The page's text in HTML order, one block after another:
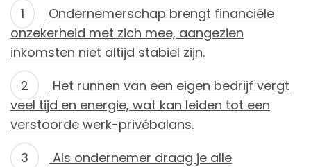
Ondernemerschap brengt financiële
onzekerheid met zich mee, aangezien
inkomsten niet altijd stabiel zijn.
Het runnen van een eigen bedrijf vergt
veel tijd en energie, wat kan leiden tot een
verstoorde werk-privébalans.
Als ondernemer draag je alle